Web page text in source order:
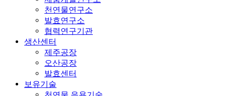
천연물연구소
발효연구소
협력연구기관
생산센터
제주공장
오산공장
발효센터
보유기술